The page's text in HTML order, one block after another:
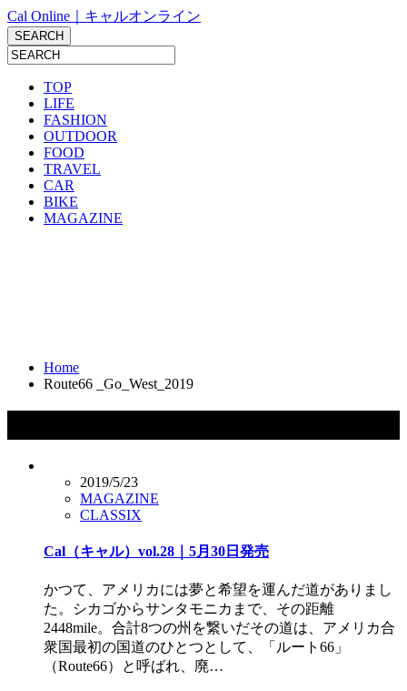
Cal Online｜キャルオンライン
TOP
LIFE
FASHION
OUTDOOR
FOOD
TRAVEL
CAR
BIKE
MAGAZINE
Home
Route66 _Go_West_2019
2019/5/23
MAGAZINE
CLASSIX
Cal（キャル）vol.28｜5月30日発売
かつて、アメリカには夢と希望を運んだ道がありまし
た。シカゴからサンタモニカまで、その距離
2448mile。合計8つの州を繋いだその道は、アメリカ合
衆国最初の国道のひとつとして、「ルート66」
（Route66）と呼ばれ、廃…